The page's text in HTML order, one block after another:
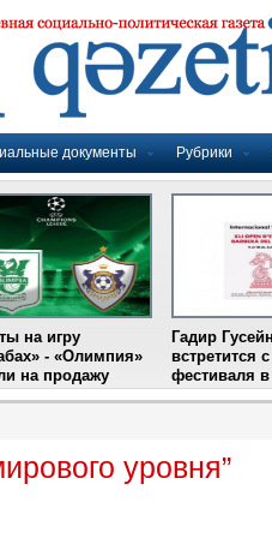
документы Рубрики
на игру
- «Олимпия»
на продажу
Гадир
встретится
фестиваля
уровня”